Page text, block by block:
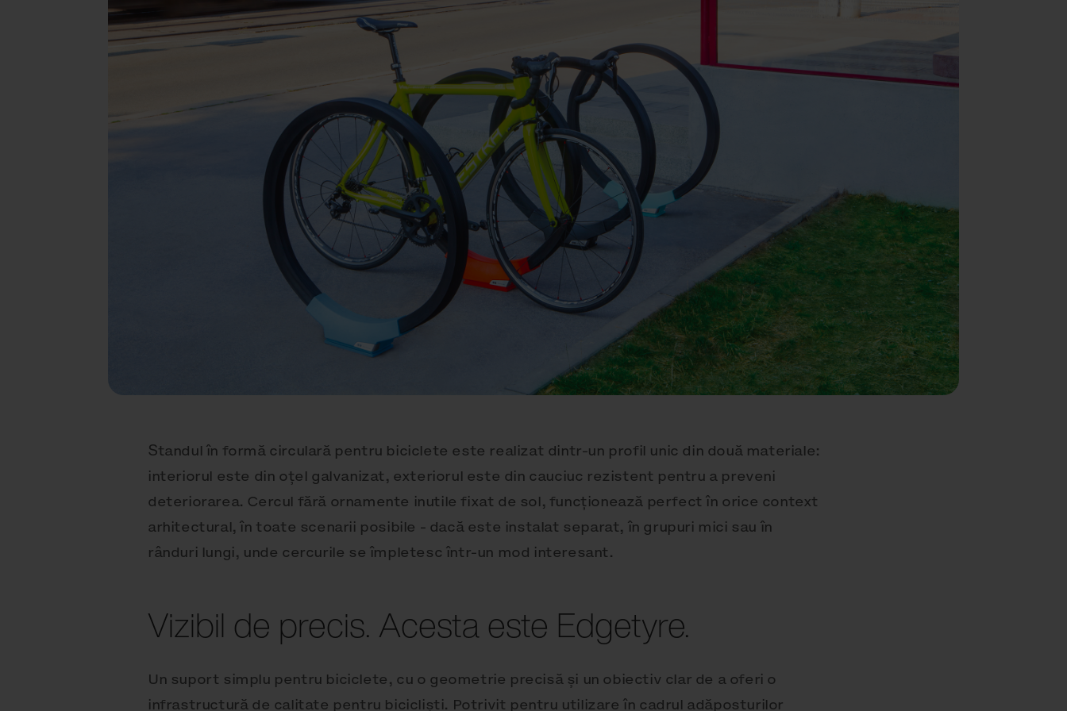
Standul în formă circulară pentru biciclete este realizat dintr-un profil unic din două materiale:
interiorul este din oțel galvanizat, exteriorul este din cauciuc rezistent pentru a preveni
deteriorarea. Cercul fără ornamente inutile fixat de sol, funcționează perfect în orice context
arhitectural, în toate scenarii posibile - dacă este instalat separat, în grupuri mici sau în
rânduri lungi, unde cercurile se împletesc într-un mod interesant.
Vizibil de precis. Acesta este Edgetyre.
Un suport simplu pentru biciclete, cu o geometrie precisă și un obiectiv clar de a oferi o
infrastructură de calitate pentru bicicliști. Potrivit pentru utilizare în cadrul adăposturilor